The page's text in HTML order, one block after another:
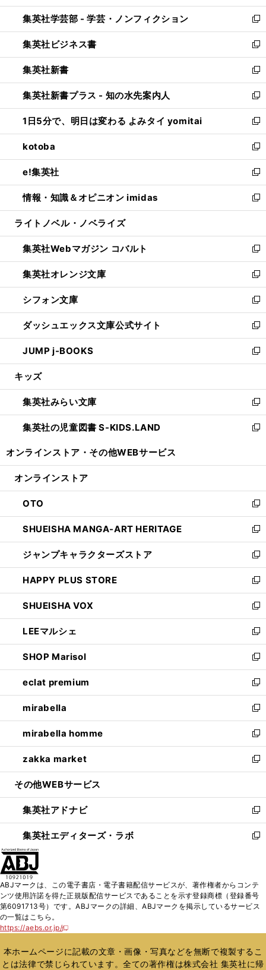
開
く
ウ
で
開
く
ン
ド
ウ
で
開
く
ウ
ィ
ン
ド
ウ
で
開
く
集英社学芸部 - 学芸・ノンフィクション
新
し
い
ウ
ィ
ン
ド
ウ
で
開
く
集英社ビジネス書
新
し
い
ウ
ィ
ン
ド
ウ
で
開
く
集英社新書
新
し
い
ウ
ィ
ン
ド
ウ
で
開
く
集英社新書プラス - 知の水先案内人
新
し
い
ウ
ィ
ン
ド
ウ
で
開
1日5分で、明日は変わる よみタイ yomitai
新
し
い
ウ
ィ
ン
ド
ウ
開
く
kotoba
新
し
い
ウ
ィ
ン
ウ
で
開
く
e!集英社
新
し
い
ウ
ン
ド
ウ
で
開
く
情報・知識＆オピニオン imidas
新
し
ウ
ィ
ン
ド
ウ
で
開
く
ライトノベル・ノベライズ
集英社Webマガジン コバルト
新
し
い
ウ
ィ
ン
ド
ウ
で
開
集英社オレンジ文庫
新
し
い
ウ
ィ
ン
ド
ウ
開
く
シフォン文庫
新
し
い
ウ
ィ
ン
ウ
で
開
く
ダッシュエックス文庫公式サイト
新
し
い
ウ
ン
ド
ウ
で
JUMP j-BOOKS
新
し
ウ
ィ
ン
ド
開
キッズ
集英社みらい文庫
新
し
い
ン
ウ
で
開
く
集英社の児童図書 S-KIDS.LAND
新
ウ
ン
ド
ウ
で
開
く
オンラインストア・ その他WEBサービス
オンラインストア
OTO
新
し
い
ウ
ィ
ン
ド
ウ
で
開
く
SHUEISHA MANGA-ART HERITAGE
新
し
い
ウ
ィ
ン
ド
ウ
で
開
く
ジャンプキャラクターズストア
新
し
い
ウ
ィ
ン
ド
ウ
で
開
く
HAPPY PLUS STORE
新
し
い
ウ
ィ
ン
ド
ウ
で
開
く
SHUEISHA VOX
新
し
い
ウ
ィ
ン
ド
ウ
で
開
く
LEEマルシェ
新
し
い
ウ
ィ
ン
ド
ウ
で
開
く
SHOP Marisol
新
し
い
ウ
ィ
ン
ド
ウ
で
開
eclat premium
新
し
い
ウ
ィ
ン
ド
ウ
開
く
mirabella
新
し
い
ウ
ィ
ン
ウ
で
開
く
mirabella homme
新
し
い
ウ
ン
ド
ウ
で
zakka market
新
し
ウ
ィ
ン
ド
く
その他WEBサービス
集英社アドナビ
新
し
い
ド
ウ
で
集英社エディターズ・ラボ
新
ィ
ン
ド
開
く
ABJマークは、この電子書店・電子書籍配信サービスが、著作権者からコンテ
ンツ使用許諾を得た正規版配信サービスであることを示す登録商標（登録番号
第6091713号）です。ABJマークの詳細、ABJマークを掲示しているサービス
の一覧はこちら。
https://aebs.or.jp/
新
い
ウ
ィ
本ホームページに記載の文章・画像・写真などを無断で複製するこ
とは法律で禁じられています。全ての著作権は株式会社 集英社に帰